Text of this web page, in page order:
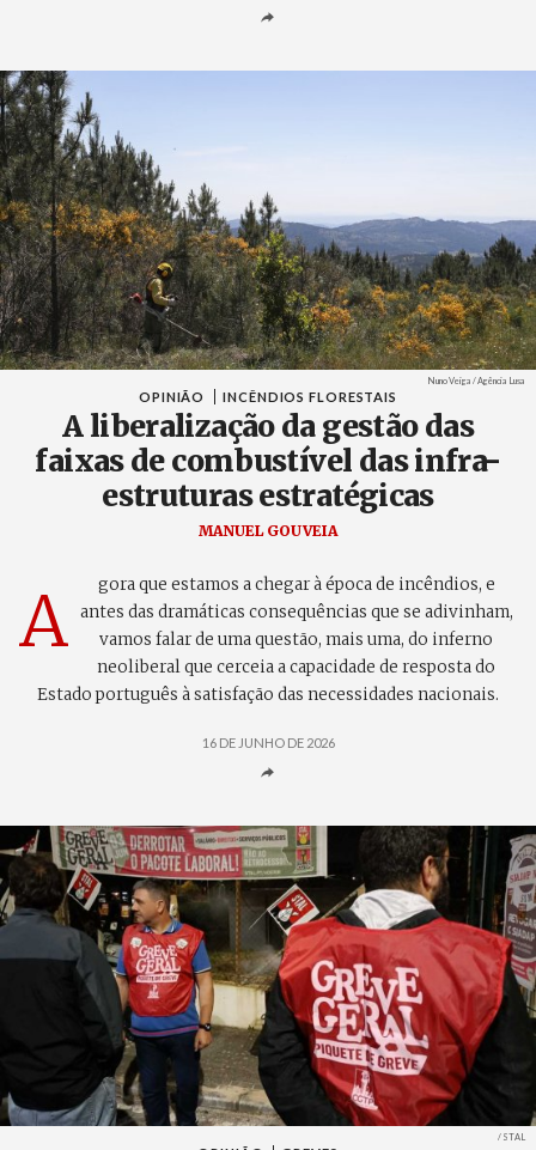
Créditos
Nuno Veiga / Agência Lusa
OPINIÃO INCÊNDIOS FLORESTAIS
A liberalização da gestão das
faixas de combustível das infra-
estruturas estratégicas
MANUEL GOUVEIA
A
gora que estamos a chegar à época de incêndios, e
antes das dramáticas consequências que se adivinham,
vamos falar de uma questão, mais uma, do inferno
neoliberal que cerceia a capacidade de resposta do
Estado português à satisfação das necessidades nacionais.
16 DE JUNHO DE 2026
Créditos
/ STAL